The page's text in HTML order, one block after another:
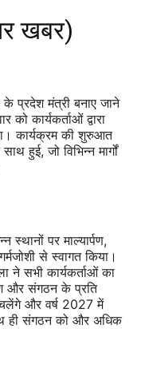
खबर)
के प्रदेश मंत्री बनाए जाने
को कार्यकर्ताओं द्वारा
कार्यक्रम की शुरुआत
हुई, जो विभिन्न मार्गों
स्थानों पर माल्यार्पण,
से स्वागत किया।
ने सभी कार्यकर्ताओं का
और संगठन के प्रति
और वर्ष 2027 में
ही संगठन को और अधिक